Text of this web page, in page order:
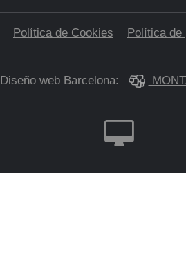
Política de Cookies Política de
Diseño web Barcelona: